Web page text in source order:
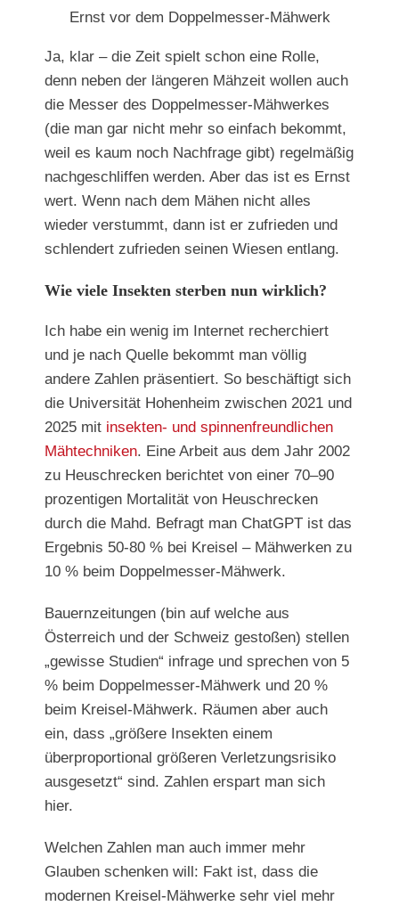
Ernst vor dem Doppelmesser-Mähwerk
Ja, klar – die Zeit spielt schon eine Rolle,
denn neben der längeren Mähzeit wollen auch
die Messer des Doppelmesser-Mähwerkes
(die man gar nicht mehr so einfach bekommt,
weil es kaum noch Nachfrage gibt) regelmäßig
nachgeschliffen werden. Aber das ist es Ernst
wert. Wenn nach dem Mähen nicht alles
wieder verstummt, dann ist er zufrieden und
schlendert zufrieden seinen Wiesen entlang.
Wie viele Insekten sterben nun wirklich?
Ich habe ein wenig im Internet recherchiert
und je nach Quelle bekommt man völlig
andere Zahlen präsentiert. So beschäftigt sich
die Universität Hohenheim zwischen 2021 und
2025 mit insekten- und spinnenfreundlichen
Mähtechniken. Eine Arbeit aus dem Jahr 2002
zu Heuschrecken berichtet von einer 70–90
prozentigen Mortalität von Heuschrecken
durch die Mahd. Befragt man ChatGPT ist das
Ergebnis 50-80 % bei Kreisel – Mähwerken zu
10 % beim Doppelmesser-Mähwerk.
Bauernzeitungen (bin auf welche aus
Österreich und der Schweiz gestoßen) stellen
„gewisse Studien“ infrage und sprechen von 5
% beim Doppelmesser-Mähwerk und 20 %
beim Kreisel-Mähwerk. Räumen aber auch
ein, dass „größere Insekten einem
überproportional größeren Verletzungsrisiko
ausgesetzt“ sind. Zahlen erspart man sich
hier.
Welchen Zahlen man auch immer mehr
Glauben schenken will: Fakt ist, dass die
modernen Kreisel-Mähwerke sehr viel mehr